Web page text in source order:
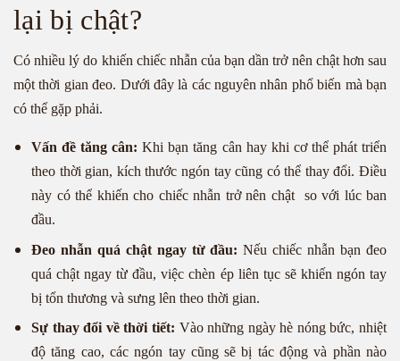
lại bị chật?
Có nhiều lý do khiến chiếc nhẫn của bạn dần trở nên chật hơn sau
một thời gian đeo. Dưới đây là các nguyên nhân phổ biến mà bạn
có thể gặp phải.
Vấn đề tăng cân: Khi bạn tăng cân hay khi cơ thể phát triển
theo thời gian, kích thước ngón tay cũng có thể thay đổi. Điều
này có thể khiến cho chiếc nhẫn trở nên chật so với lúc ban
đầu.
Đeo nhẫn quá chật ngay từ đầu: Nếu chiếc nhẫn bạn đeo
quá chật ngay từ đầu, việc chèn ép liên tục sẽ khiến ngón tay
bị tổn thương và sưng lên theo thời gian.
Sự thay đổi về thời tiết: Vào những ngày hè nóng bức, nhiệt
độ tăng cao, các ngón tay cũng sẽ bị tác động và phần nào